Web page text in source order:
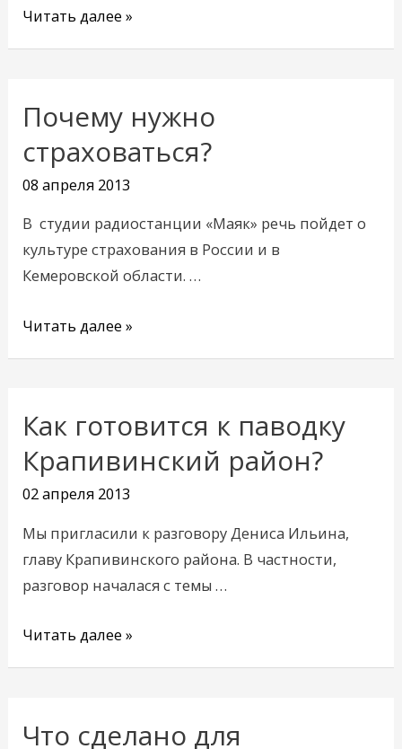
Читать далее »
Почему нужно
страховаться?
08 апреля 2013
В студии радиостанции «Маяк» речь пойдет о
культуре страхования в России и в
Кемеровской области. …
Почему
страховаться?
Читать далее »
Как готовится к паводку
Крапивинский район?
02 апреля 2013
Мы пригласили к разговору Дениса Ильина,
главу Крапивинского района. В частности,
разговор началася с темы …
Как
к
паводку
Крапивинский
район?
Читать далее »
Что сделано для
Что